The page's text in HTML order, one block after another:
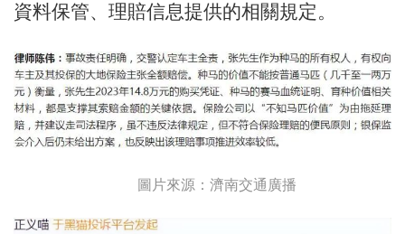
資料保管、理賠信息提供的相關規定。
圖片來源：濟南交通廣播